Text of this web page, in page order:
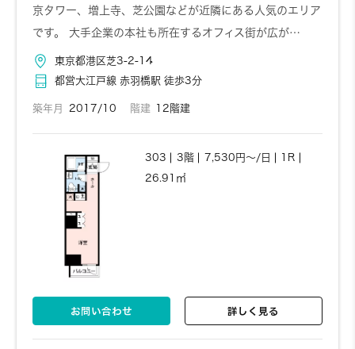
京タワー、増上寺、芝公園などが近隣にある人気のエリア
です。 大手企業の本社も所在するオフィス街が広が…
東京都港区芝3-2-14
都営大江戸線 赤羽橋駅 徒歩3分
築年月 2017/10 階建 12階建
303 3階 7,530円～/日
1R
26.91㎡
お問い合わせ 詳しく見る